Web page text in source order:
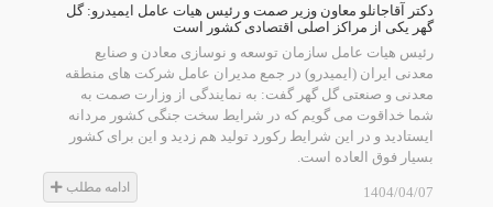
دکتر آقاجانلو معاون وزیر صمت و رئیس هیات عامل ایمیدرو: گل
گهر یکی از مراکز اصلی اقتصادی کشور است
رئیس هیات عامل سازمان توسعه و نوسازی معادن و صنایع
معدنی ایران (ایمیدرو) در جمع مدیران عامل شرکت های منطقه
معدنی و صنعتی گل گهر گفت: به نمایندگی از وزارت صمت به
شما خداقوت می گویم که در شرایط سخت جنگی کشور مردانه
ایستادید و در این شرایط رکورد تولید هم زدید و این برای کشور
بسیار فوق العاده است.
1404/04/07 ادامه مطلب